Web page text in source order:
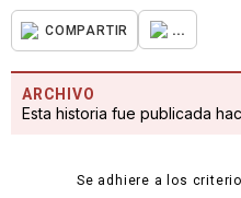
COMPARTIR ...
ARCHIVO
Esta historia fue publicada
Se adhiere a los